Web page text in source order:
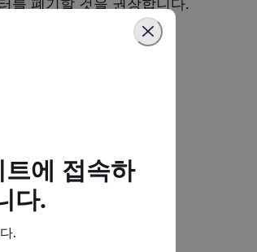
를 폐기할 것을 권장합니다.
에 접속하
다.
.